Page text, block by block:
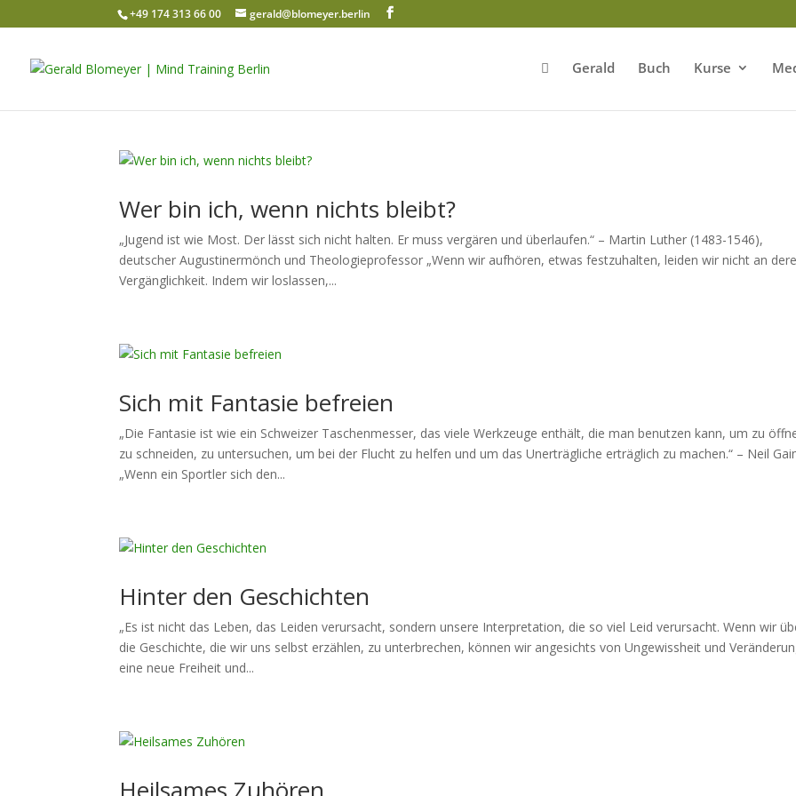
+49 174 313 66 00 gerald@blomeyer.berlin
Gerald Buch Kurse
Wer bin ich, wenn nichts bleibt?
„Jugend ist wie Most. Der lässt sich nicht halten. Er muss vergären und überlaufen.“ – Martin Luther (1483-1546),
deutscher Augustinermönch und Theologieprofessor „Wenn wir aufhören, etwas festzuhalten, leiden wir nicht an
Vergänglichkeit. Indem wir loslassen,...
Sich mit Fantasie befreien
„Die Fantasie ist wie ein Schweizer Taschenmesser, das viele Werkzeuge enthält, die man benutzen kann, um zu
zu schneiden, zu untersuchen, um bei der Flucht zu helfen und um das Unerträgliche erträglich zu machen.“ – Neil
„Wenn ein Sportler sich den...
Hinter den Geschichten
„Es ist nicht das Leben, das Leiden verursacht, sondern unsere Interpretation, die so viel Leid verursacht. Wenn wir
die Geschichte, die wir uns selbst erzählen, zu unterbrechen, können wir angesichts von Ungewissheit und
eine neue Freiheit und...